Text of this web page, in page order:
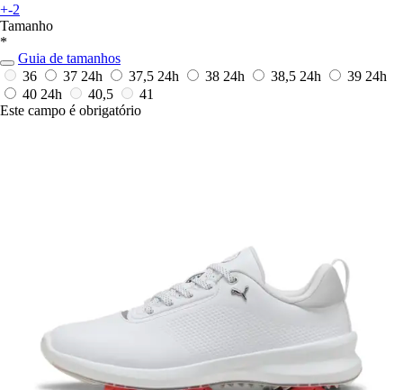
+-2
Tamanho
*
Guia de tamanhos
36
37 24h 37,5 24h 38 24h 38,5 24h 39 24h
40 24h 40,5
41
Este campo é obrigatório